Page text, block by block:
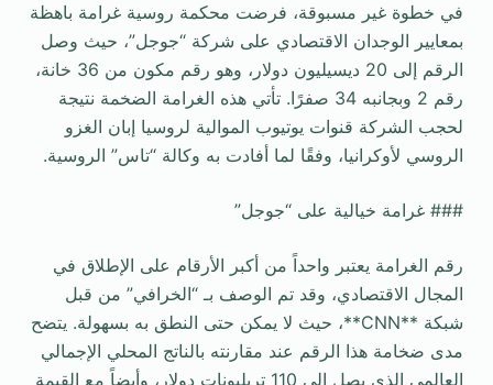
في خطوة غير مسبوقة، فرضت محكمة روسية غرامة باهظة
بمعايير الوجدان الاقتصادي على شركة “جوجل”، حيث وصل
الرقم إلى 20 ديسيليون دولار، وهو رقم مكون من 36 خانة،
رقم 2 وبجانبه 34 صفرًا. تأتي هذه الغرامة الضخمة نتيجة
لحجب الشركة قنوات يوتيوب الموالية لروسيا إبان الغزو
الروسي لأوكرانيا، وفقًا لما أفادت به وكالة “تاس” الروسية.
### غرامة خيالية على “جوجل”
رقم الغرامة يعتبر واحداً من أكبر الأرقام على الإطلاق في
المجال الاقتصادي، وقد تم الوصف بـ “الخرافي” من قبل
شبكة **CNN**، حيث لا يمكن حتى النطق به بسهولة. يتضح
مدى ضخامة هذا الرقم عند مقارنته بالناتج المحلي الإجمالي
العالمي الذي يصل إلى 110 تريليونات دولار، وأيضاً مع القيمة